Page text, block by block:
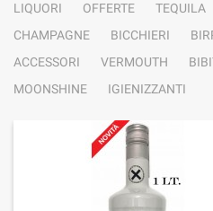
LIQUORI
OFFERTE TEQUILA
CHAMPAGNE
BICCHIERI
ACCESSORI
VERMOUTH
MOONSHINE
IGIENIZZANTI